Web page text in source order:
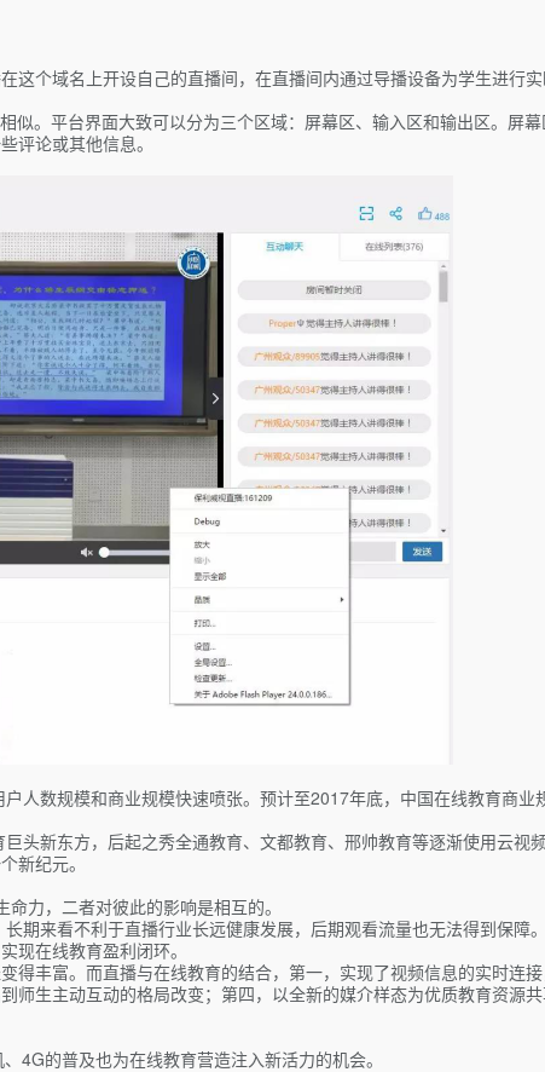
个域名上开设自己的直播间，在直播间内通过导播设备为学生进行
。平台界面大致可以分为三个区域：屏幕区、输入区和输出区。屏
评论或其他信息。
人数规模和商业规模快速喷张。预计至2017年底，中国在线教育商
新东方，后起之秀全通教育、文都教育、邢帅教育等逐渐使用云视
新纪元。
力，二者对彼此的影响是相互的。
来看不利于直播行业长远健康发展，后期观看流量也无法得到保障
现在线教育盈利闭环。
丰富。而直播与在线教育的结合，第一，实现了视频信息的实时连
生主动互动的格局改变；第四，以全新的媒介样态为优质教育资源
4G的普及也为在线教育营造注入新活力的机会。